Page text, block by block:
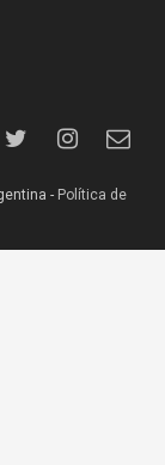
- Política de